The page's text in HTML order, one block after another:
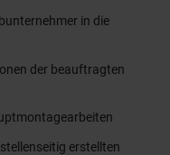
in die
der beauftragten
erstellten